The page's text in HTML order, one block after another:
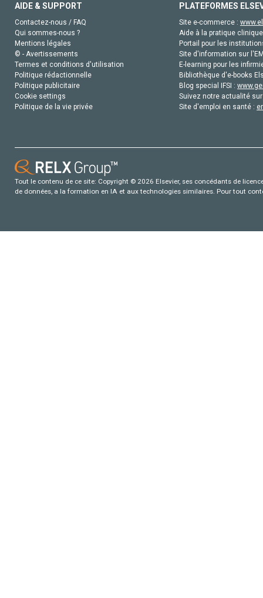
AIDE & SUPPORT
Contactez-nous / FAQ
Qui sommes-nous ?
Mentions légales
© - Avertissements
Termes et conditions d'utilisation
Politique rédactionnelle
Politique publicitaire
Cookie settings
Politique de la vie privée
PLATEFORMES
Site e-commerce :
Aide à la pratique
Portail pour les
Site d'information sur
E-learning pour les
Bibliothèque d'e-books
Blog special IFSI :
Suivez notre actualité
Site d'emploi en santé :
Tout le contenu de ce site: Copyright © 2026 Elsevier, ses concédants de
de données, a la formation en IA et aux technologies similaires. Pour tout